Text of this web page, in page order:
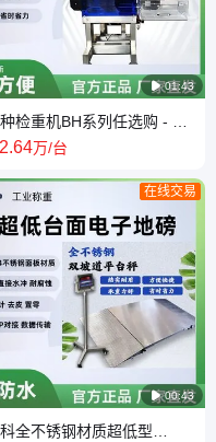
 01:43
检重机BH系列任选购 - 检
分选，报警秤一站式采购
2.64万/台
 00:43
在线交易
全不锈钢材质超低型